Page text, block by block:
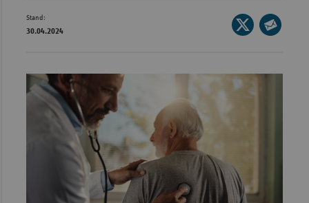
Hessen
Stand:
30.04.2024
Seite
auf
E-